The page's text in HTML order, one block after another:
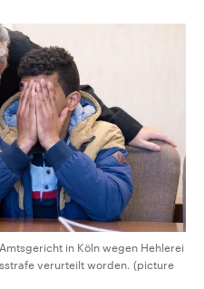
in Köln wegen Hehlerei
verurteilt worden. (picture